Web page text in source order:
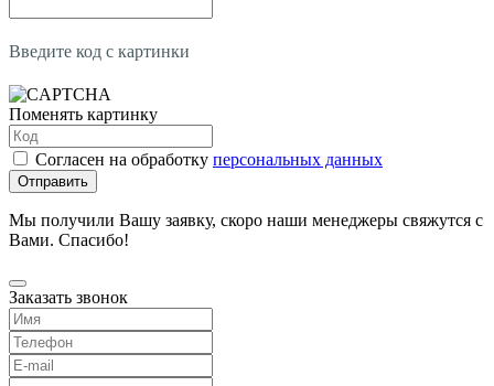
Введите код с картинки
Поменять картинку
Согласен на обработку персональных данных
Отправить
Мы получили Вашу заявку, скоро наши менеджеры свяжутся с
Вами. Спасибо!
Заказать звонок